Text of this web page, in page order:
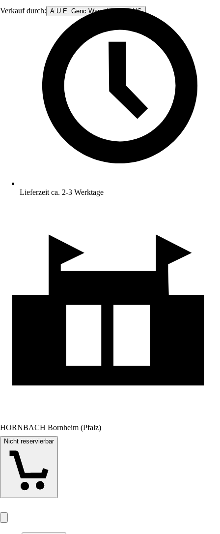
Verkauf durch: A.U.E. Genc Warenhandels- UG
Lieferzeit ca. 2-3 Werktage
HORNBACH Bornheim (Pfalz)
Nicht reservierbar